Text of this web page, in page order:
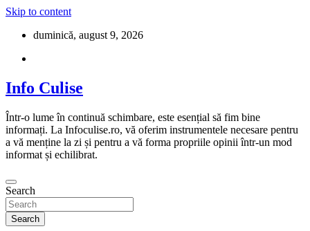
Skip to content
duminică, august 9, 2026
Info Culise
Într-o lume în continuă schimbare, este esențial să fim bine
informați. La Infoculise.ro, vă oferim instrumentele necesare pentru
a vă menține la zi și pentru a vă forma propriile opinii într-un mod
informat și echilibrat.
Search
Search